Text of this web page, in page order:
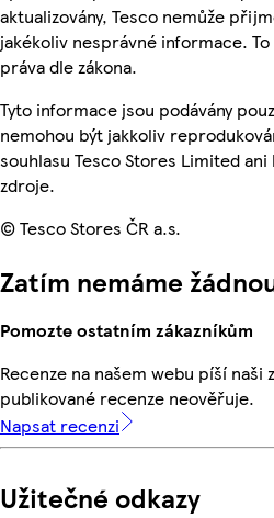
aktualizovány, Tesco nemůže
jakékoliv nesprávné informace. To
práva dle zákona.
Tyto informace jsou podávány
nemohou být jakkoliv
souhlasu Tesco Stores Limited
zdroje.
© Tesco Stores ČR a.s.
Zatím nemáme
Pomozte ostatním zákazníkům
Recenze na našem webu píší naši
publikované recenze neověřuje.
Napsat recenzi
Užitečné odkazy